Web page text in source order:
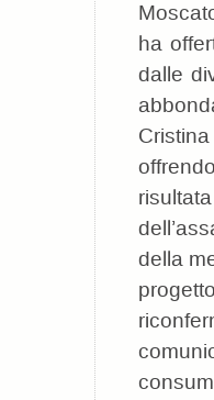
ha
dalle
della